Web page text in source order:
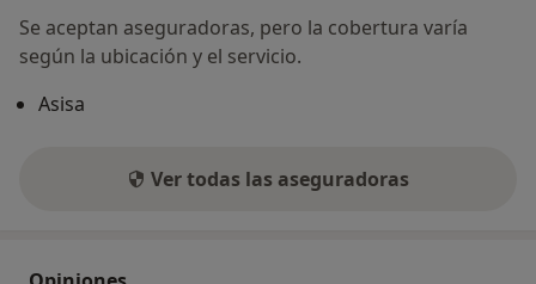
Se aceptan aseguradoras, pero la cobertura varía
según la ubicación y el servicio.
Asisa
Ver todas las aseguradoras